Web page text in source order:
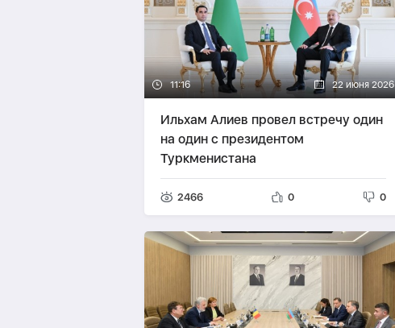
11:16 22 июня 2026
Ильхам Алиев провел встречу один
на один с президентом
Туркменистана
2466 0 0